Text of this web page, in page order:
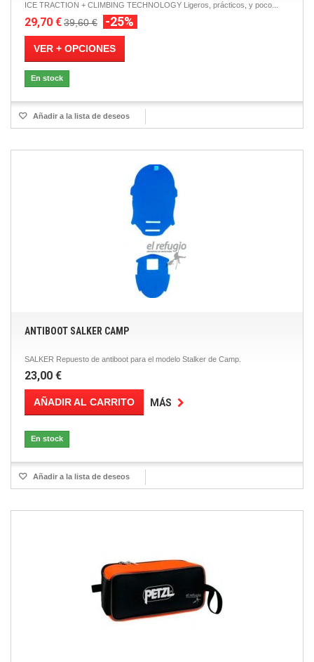
ICE TRACTION + CLIMBING TECHNOLOGY Ligeros, prácticos, y poco...
29,70 €39,60 € -25%
VER + OPCIONES
En stock
Añadir a la lista de deseos
ANTIBOOT SALKER CAMP
SALKER Repuesto de antiboot para el modelo Stalker de Camp.
23,00 €
AÑADIR AL CARRITO MÁS
En stock
Añadir a la lista de deseos